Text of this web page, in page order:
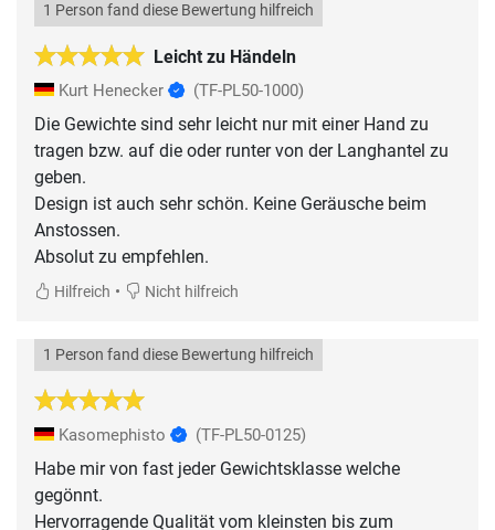
Leicht zu Händeln
1 Person fand diese Bewertung hilfreich
Kurt Henecker (TF-PL50-1000)
Die Gewichte sind sehr leicht nur mit einer Hand zu
tragen bzw. auf die oder runter von der Langhantel zu
geben.
Design ist auch sehr schön. Keine Geräusche beim
Anstossen.
Absolut zu empfehlen.
Hilfreich • Nicht hilfreich
1 Person fand diese Bewertung hilfreich
Kasomephisto (TF-PL50-0125)
Habe mir von fast jeder Gewichtsklasse welche
gegönnt.
Hervorragende Qualität vom kleinsten bis zum